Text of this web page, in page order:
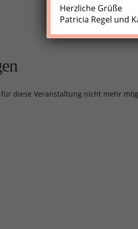
diese Veranstaltung nicht mehr
Herzliche Grüße
Patricia Regel und